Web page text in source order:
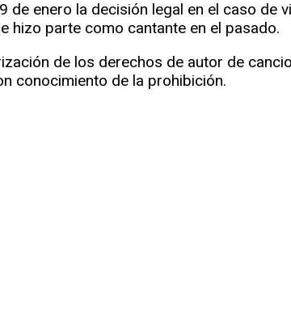
de enero la decisión legal en el caso
hizo parte como cantante en el pasado.
de los derechos de autor de
conocimiento de la prohibición.